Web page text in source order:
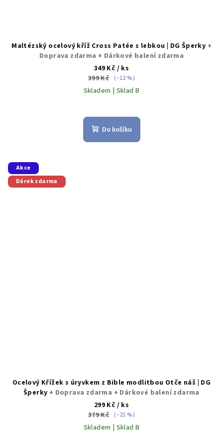
Maltézský ocelový kříž Cross Patée s lebkou | DG Šperky +
Doprava zdarma + Dárkové balení zdarma
349 Kč / ks
399 Kč (–12 %)
Skladem | Sklad B
hodnocení
produktu
Do košíku
Akce
Dárek zdarma
Ocelový Křížek s úryvkem z Bible modlitbou Otče náš | DG
Šperky + Doprava zdarma + Dárkové balení zdarma
299 Kč / ks
379 Kč (–21 %)
Skladem | Sklad B